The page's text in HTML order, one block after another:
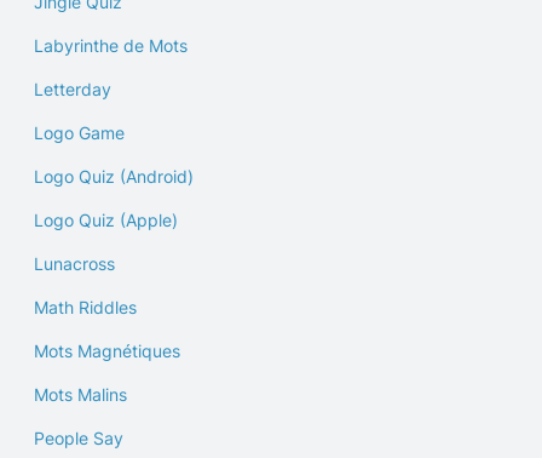
Labyrinthe de Mots
Letterday
Logo Game
Logo Quiz (Android)
Logo Quiz (Apple)
Lunacross
Math Riddles
Mots Magnétiques
Mots Malins
People Say